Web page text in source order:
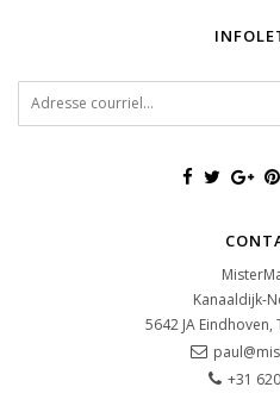
Kanaaldijk-
5642 JA Eindhoven,
+31